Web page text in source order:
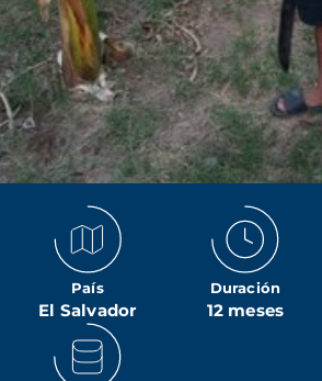
País
El Salvador
Duración
12 meses